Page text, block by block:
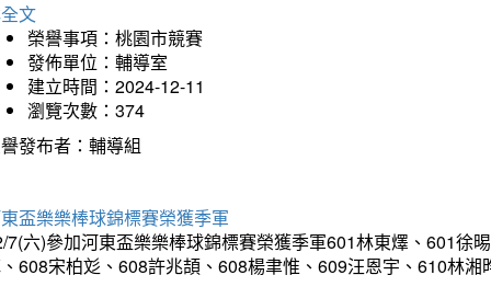
文
榮譽事項：桃園市競賽
發佈單位：輔導室
建立時間：2024-12-11
瀏覽次數：374
發布者：輔導組
盃樂樂棒球錦標賽榮獲季軍
7(六)參加河東盃樂樂棒球錦標賽榮獲季軍601林東燡、601徐
608宋柏彣、608許兆頡、608楊聿惟、609汪恩宇、610林